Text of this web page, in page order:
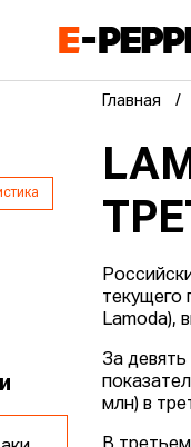
Главная
текущего
Lamoda),
За
млн) в